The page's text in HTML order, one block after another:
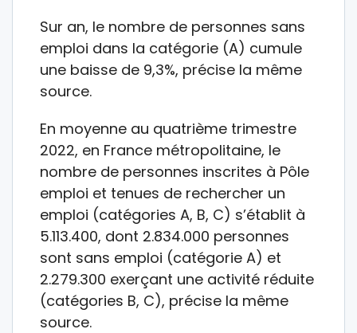
Sur an, le nombre de personnes sans
emploi dans la catégorie (A) cumule
une baisse de 9,3%, précise la même
source.
En moyenne au quatrième trimestre
2022, en France métropolitaine, le
nombre de personnes inscrites à Pôle
emploi et tenues de rechercher un
emploi (catégories A, B, C) s’établit à
5.113.400, dont 2.834.000 personnes
sont sans emploi (catégorie A) et
2.279.300 exerçant une activité réduite
(catégories B, C), précise la même
source.